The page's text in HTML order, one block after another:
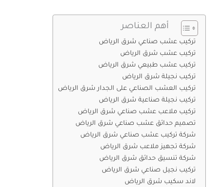
أهم العناصر
تركيب عشب صناعي شرق الرياض
تركيب عشب شرق الرياض
تركيب عشب طبيعي شرق الرياض
تركيب نجيلة شرق الرياض
تركيب العشب الصناعي على الجدار شرق الرياض
تركيب نجيلة صناعية شرق الرياض
تركيب ملاعب عشب صناعي شرق الرياض
تصميم حدائق عشب صناعي شرق الرياض
شركة تركيب عشب صناعي شرق الرياض
شركة تجهيز ملاعب شرق الرياض
شركة تنسيق حدائق شرق الرياض
تركيب نجيل صناعي شرق الرياض
لاند سكيب شرق الرياض